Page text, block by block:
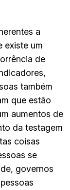
a
existe um
de
também
que estão
aumentos de
da testagem
coisas
se
governos